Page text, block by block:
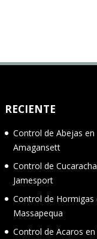
RECIENTE
Control de Abejas en
Amagansett
Control de
Jamesport
Control de Hormigas
Massapequa
Control de Acaros